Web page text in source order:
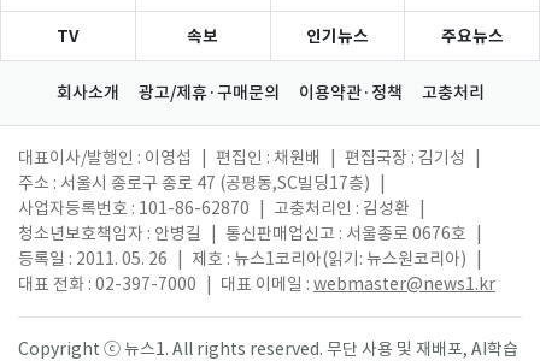
TV 속보 인기뉴스 주요뉴스
회사소개 광고/제휴·구매문의 이용약관·정책 고충처리
대표이사/발행인 : 이영섭 편집인 : 채원배 편집국장 : 김기성
주소 : 서울시 종로구 종로 47 (공평동,SC빌딩17층)
사업자등록번호 : 101-86-62870
고충처리인 : 김성환
청소년보호책임자 : 안병길
통신판매업신고 : 서울종로 0676호
등록일 : 2011. 05. 26
제호 : 뉴스1코리아(읽기: 뉴스원코리아)
대표 전화 : 02-397-7000
대표 이메일 : webmaster@news1.kr
Copyright ⓒ 뉴스1. All rights reserved. 무단 사용 및 재배포, AI학습